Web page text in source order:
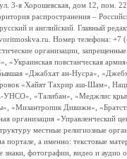
3-я Хорошевская, дом 12, пом.
распространения –
и английский. Главный
Номер телефона: +7
организации,
«Украинская повстанческая
«Джабхат ан-Нусра»,
«Хайят Тахрир аш-Шам»,
«Талибан», «Меджлис
«Мизантропик Дивижн»,
организация «Управленческий
местные религиозные
портале, а именно: текстовые
знаки, фотографии, видео и аудио